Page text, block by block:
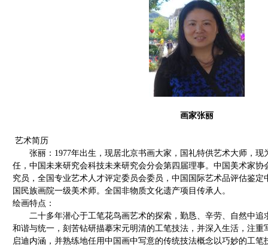
画家张丽
艺术简历
张丽：1977年出生，现居北京书画大家，国礼特供艺术大师，现
任，中国未来研究会科技未来研究会分会第四届理事。中国美术家协
究员，全国专业艺术人才评定委员会委员，中国国际艺术品评估鉴
国民族画院一级美术师。全国非物质文化遗产项目传承人。
绘画特点：
二十多年潜心于工笔花鸟画艺术的探索，勤恳、辛劳、自然中追
和谐与统一，刻苦钻研描摹宋元明清的工笔技法，并深入生活，注重
启迪内涵，并熟练地任用中国画中写意的传统技法概念以巧妙的工